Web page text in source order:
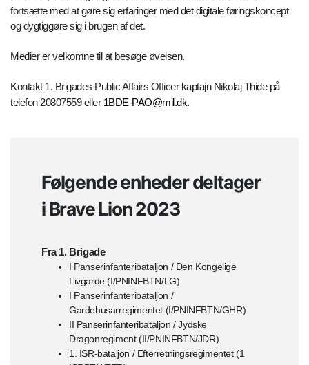
fortsætte med at gøre sig erfaringer med det digitale føringskoncept
og dygtiggøre sig i brugen af det.
Medier er velkomne til at besøge øvelsen.
Kontakt 1. Brigades Public Affairs Officer kaptajn Nikolaj Thide på
telefon 20807559 eller 1BDE-PAO@mil.dk.
Følgende enheder deltager
i Brave Lion 2023
Fra 1. Brigade
I Panserinfanteribataljon / Den Kongelige
Livgarde (I/PNINFBTN/LG)
I Panserinfanteribataljon /
Gardehusarregimentet (I/PNINFBTN/GHR)
II Panserinfanteribataljon / Jydske
Dragonregiment (II/PNINFBTN/JDR)
1. ISR-bataljon / Efterretningsregimentet (1